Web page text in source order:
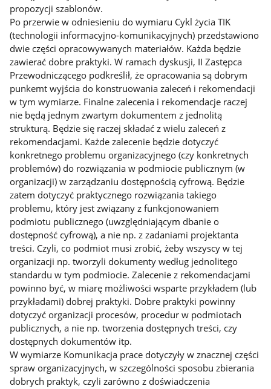
propozycji szablonów.
Po przerwie w odniesieniu do wymiaru Cykl życia TIK
(technologii informacyjno-komunikacyjnych) przedstawiono
dwie części opracowywanych materiałów. Każda będzie
zawierać dobre praktyki. W ramach dyskusji, II Zastępca
Przewodniczącego podkreślił, że opracowania są dobrym
punkemt wyjścia do konstruowania zaleceń i rekomendacji
w tym wymiarze. Finalne zalecenia i rekomendacje raczej
nie będą jednym zwartym dokumentem z jednolitą
strukturą. Będzie się raczej składać z wielu zaleceń z
rekomendacjami. Każde zalecenie będzie dotyczyć
konkretnego problemu organizacyjnego (czy konkretnych
problemów) do rozwiązania w podmiocie publicznym (w
organizacji) w zarządzaniu dostępnością cyfrową. Będzie
zatem dotyczyć praktycznego rozwiązania takiego
problemu, który jest związany z funkcjonowaniem
podmiotu publicznego (uwzględniającym dbanie o
dostępność cyfrową), a nie np. z zadaniami projektanta
treści. Czyli, co podmiot musi zrobić, żeby wszyscy w tej
organizacji np. tworzyli dokumenty według jednolitego
standardu w tym podmiocie. Zalecenie z rekomendacjami
powinno być, w miarę możliwości wsparte przykładem (lub
przykładami) dobrej praktyki. Dobre praktyki powinny
dotyczyć organizacji procesów, procedur w podmiotach
publicznych, a nie np. tworzenia dostępnych treści, czy
dostępnych dokumentów itp.
W wymiarze Komunikacja prace dotyczyły w znacznej części
spraw organizacyjnych, w szczególności sposobu zbierania
dobrych praktyk, czyli zarówno z doświadczenia